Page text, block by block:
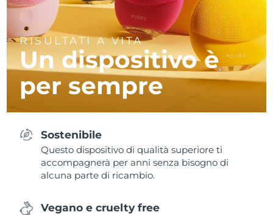
RISULTATI A VITA
Un dispositivo è
per sempre
Sostenibile
Questo dispositivo di qualità superiore ti
accompagnerà per anni senza bisogno di
alcuna parte di ricambio.
Vegano e cruelty free